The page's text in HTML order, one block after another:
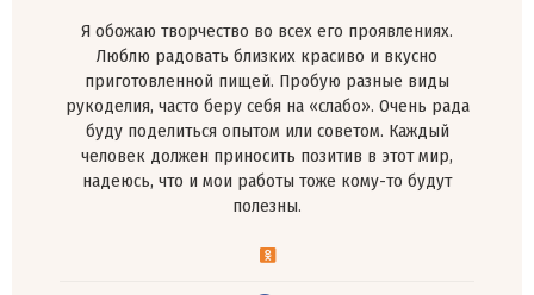
Я обожаю творчество во всех его проявлениях.
Люблю радовать близких красиво и вкусно
приготовленной пищей. Пробую разные виды
рукоделия, часто беру себя на «слабо». Очень рада
буду поделиться опытом или советом. Каждый
человек должен приносить позитив в этот мир,
надеюсь, что и мои работы тоже кому-то будут
полезны.